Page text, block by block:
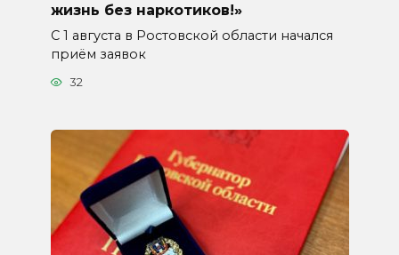
жизнь без наркотиков!»
С 1 августа в Ростовской области начался
приём заявок
32